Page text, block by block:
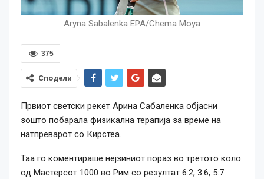
Aryna Sabalenka EPA/Chema Moya
375
Сподели
Првиот светски рекет Арина Сабаленка објасни
зошто побарала физикална терапија за време на
натпреварот со Кирстеа.
Таа го коментираше нејзиниот пораз во третото коло
од Мастерсот 1000 во Рим со резултат 6:2, 3:6, 5:7.